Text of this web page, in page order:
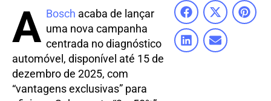
A Bosch acaba de lançar
uma nova campanha
centrada no diagnóstico
automóvel, disponível até 15 de
dezembro de 2025, com
“vantagens exclusivas” para